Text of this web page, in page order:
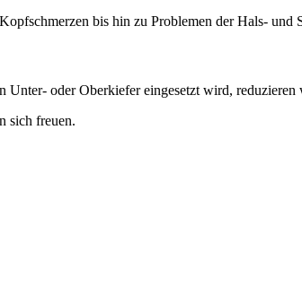
bis hin zu Problemen der Hals- und
oder Oberkiefer eingesetzt wird, reduzieren
sich freuen.